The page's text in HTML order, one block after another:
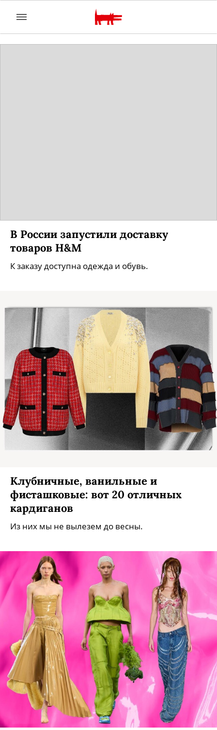
В России запустили доставку
товаров H&M
К заказу доступна одежда и обувь.
Клубничные, ванильные и
фисташковые: вот 20 отличных
кардиганов
Из них мы не вылезем до весны.